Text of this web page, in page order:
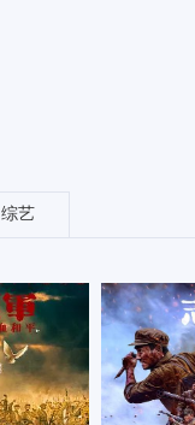
综艺